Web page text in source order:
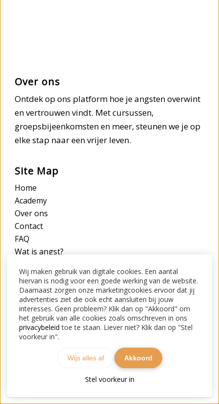
Over ons
Ontdek op ons platform hoe je angsten overwint
en vertrouwen vindt. Met cursussen,
groepsbijeenkomsten en meer, steunen we je op
elke stap naar een vrijer leven.
Site Map
Home
Academy
Over ons
Contact
FAQ
Wat is angst?
Privacy beleid
Contact
STOP jouw angst
Online platform
Wij maken gebruik van digitale cookies. Een aantal
hiervan is nodig voor een goede werking van de website.
Daarnaast zorgen onze marketingcookies ervoor dat jij
advertenties ziet die ook echt aansluiten bij jouw
interesses. Geen probleem? Klik dan op "Akkoord" om
het gebruik van alle cookies zoals omschreven in ons
privacybeleid toe te staan. Liever niet? Klik dan op "Stel
voorkeur in".
Stel voorkeur in
Wijs alles af Akkoord